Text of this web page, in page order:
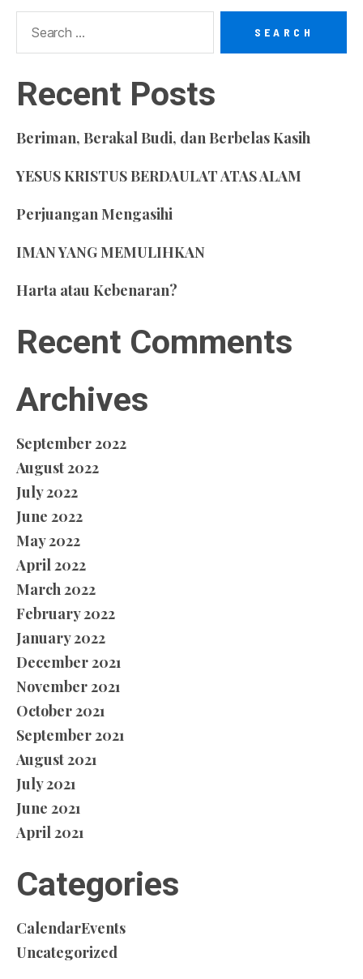
Recent Posts
Beriman, Berakal Budi, dan Berbelas Kasih
YESUS KRISTUS BERDAULAT ATAS ALAM
Perjuangan Mengasihi
IMAN YANG MEMULIHKAN
Harta atau Kebenaran?
Recent Comments
Archives
September 2022
August 2022
July 2022
June 2022
May 2022
April 2022
March 2022
February 2022
January 2022
December 2021
November 2021
October 2021
September 2021
August 2021
July 2021
June 2021
April 2021
Categories
CalendarEvents
Uncategorized